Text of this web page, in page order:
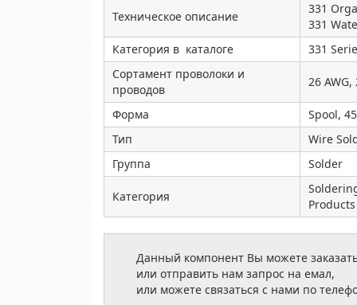
Техническое описание
331
331
Категория в каталоге
331
Сортамент проволоки и
проводов
26 AWG,
Форма
Spool,
Тип
Wire
Группа
Solder
Категория
Products
Данный компонент Вы можете
или отправить нам запрос на емал,
или можете связаться с нами по